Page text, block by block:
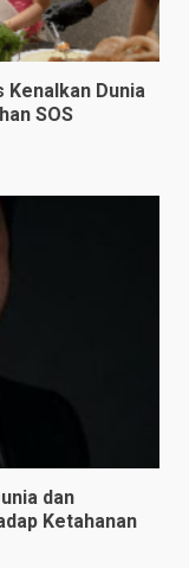
Dunia
SOS
dan
Ketahanan